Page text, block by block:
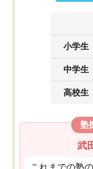
小学生
中学生
高校生
塾
武